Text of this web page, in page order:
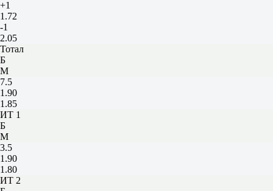
+1
1.72
-1
2.05
Тотал
Б
М
7.5
1.90
1.85
ИТ 1
Б
М
3.5
1.90
1.80
ИТ 2